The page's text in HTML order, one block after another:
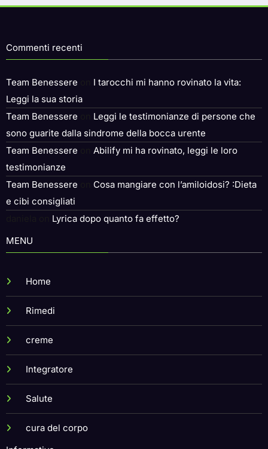
Commenti recenti
Team Benessereon
Leggi la sua storia
Team Benessere
Leggi le testimonianze di persone che
sono guarite dalla sindrome della bocca urente
Team BenessereonAbilify mi ha rovinato, leggi le loro
testimonianze
Team BenessereonCosa mangiare con l’amiloidosi? :Dieta
e cibi consigliati
danielaonLyrica dopo quanto fa effetto?
MENU
Home
Informative
a